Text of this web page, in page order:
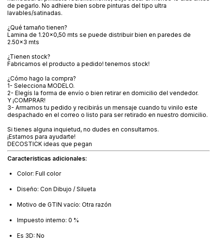
de pegarlo. No adhiere bien sobre pinturas del tipo ultra
lavables/satinadas.
¿Qué tamaño tienen?
Lamina de 1.20x0,50 mts se puede distribuir bien en paredes de
2.50x3 mts
¿Tienen stock?
Fabricamos el producto a pedido! tenemos stock!
¿Cómo hago la compra?
1- Selecciona MODELO.
2- Elegís la forma de envío o bien retirar en domicilio del vendedor.
Y ¡COMPRAR!
3- Armamos tu pedido y recibirás un mensaje cuando tu vinilo este
despachado en el correo o listo para ser retirado en nuestro domicilio.
Si tienes alguna inquietud, no dudes en consultarnos.
¡Estamos para ayudarte!
DECOSTICK ideas que pegan
Características adicionales:
Color: Full color
Diseño: Con Dibujo / Silueta
Motivo de GTIN vacío: Otra razón
Impuesto interno: 0 %
Es 3D: No